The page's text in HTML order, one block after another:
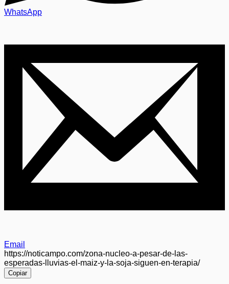
WhatsApp
Email
https://noticampo.com/zona-nucleo-a-pesar-de-las-
esperadas-lluvias-el-maiz-y-la-soja-siguen-en-terapia/
Copiar